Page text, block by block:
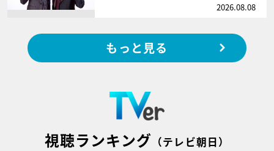
2026.08.08
もっと見る
視聴ランキング （テレビ朝日）